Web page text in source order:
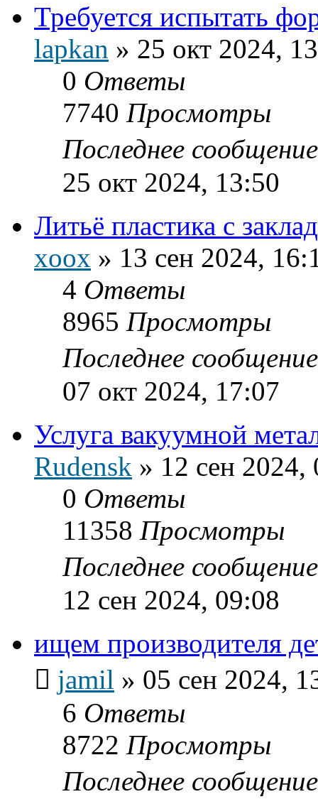
Требуется испытать
lapkan » 25 окт 2024,
0 Ответы
7740 Просмотры
Последнее
25 окт 2024, 13:50
Литьё пластика с
xoox » 13 сен 2024,
4 Ответы
8965 Просмотры
Последнее
07 окт 2024, 17:07
Услуга вакуумной
Rudensk » 12 сен 2024,
0 Ответы
11358 Просмотры
Последнее
12 сен 2024, 09:08
ищем производителя
jamil » 05 сен 2024,
6 Ответы
8722 Просмотры
Последнее